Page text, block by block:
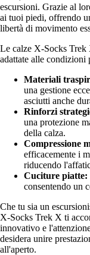
escursioni. Grazie al
ai tuoi piedi, offrendo
libertà di movimento
Le calze X-Socks Trek
adattate alle condizioni
Materiali
una gestione
asciutti anche
Rinforzi
una protezione
della calza.
Compressione
efficacemente i
riducendo
Cuciture piatte:
consentendo un
Che tu sia un
X-Socks Trek X ti
innovativo e
desidera unire
all'aperto.